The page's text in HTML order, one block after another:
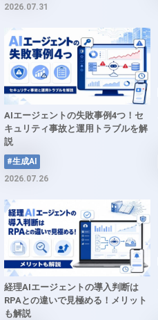
2026.07.31
AIエージェントの失敗事例4つ！セ
キュリティ事故と運用トラブルを解
説
#生成AI
2026.07.26
経理AIエージェントの導入判断は
RPAとの違いで見極める！メリット
も解説